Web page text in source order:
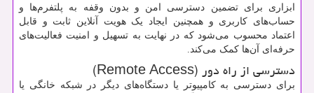
ابزاری برای تضمین دسترسی امن و بدون وقفه به پلتفرم‌ها و
حساب‌های کاربری و همچنین ایجاد یک هویت آنلاین ثابت و قابل
اعتماد محسوب می‌شود که در نهایت به تسهیل و امنیت فعالیت‌های
حرفه‌ای آن‌ها کمک می‌کند.
دسترسی از راه دور (Remote Access
)
برای دسترسی به کامپیوتر یا دستگاه‌های دیگر در شبکه خانگی یا